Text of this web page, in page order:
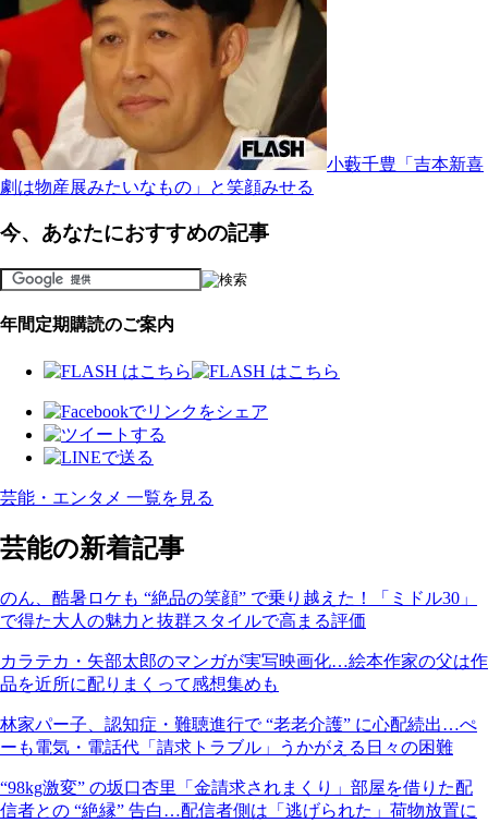
小藪千豊「吉本新喜
劇は物産展みたいなもの」と笑顔みせる
今、あなたにおすすめの記事
年間定期購読のご案内
芸能・エンタメ 一覧を見る
芸能の新着記事
のん、酷暑ロケも “絶品の笑顔” で乗り越えた！「ミドル30」
で得た大人の魅力と抜群スタイルで高まる評価
カラテカ・矢部太郎のマンガが実写映画化…絵本作家の父は作
品を近所に配りまくって感想集めも
林家パー子、認知症・難聴進行で “老老介護” に心配続出…ぺ
ーも電気・電話代「請求トラブル」うかがえる日々の困難
“98kg激変” の坂口杏里「金請求されまくり」部屋を借りた配
信者との “絶縁” 告白…配信者側は「逃げられた」荷物放置に